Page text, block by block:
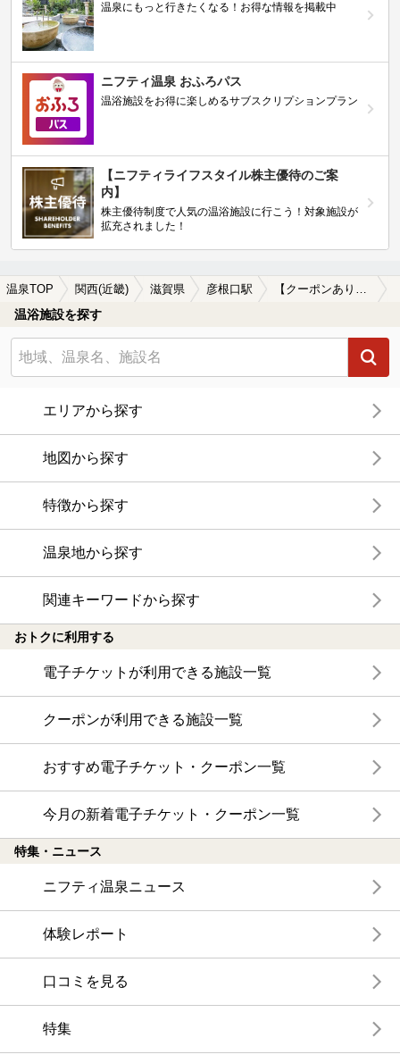
温泉にもっと行きたくなる！お得な情報を掲載中
ニフティ温泉 おふろパス
温浴施設をお得に楽しめるサブスクリプションプラン
【ニフティライフスタイル株主優待のご案
内】
株主優待制度で人気の温浴施設に行こう！対象施設が
拡充されました！
温泉TOP 関西(近畿) 滋賀県 彦根口駅 【クーポンあり】ホテルで楽しめる彦根口駅近くの温泉、日帰り温泉、スーパー銭湯おすすめ
温浴施設を探す
エリアから探す
地図から探す
特徴から探す
温泉地から探す
関連キーワードから探す
おトクに利用する
電子チケットが利用できる施設一覧
クーポンが利用できる施設一覧
おすすめ電子チケット・クーポン一覧
今月の新着電子チケット・クーポン一覧
特集・ニュース
ニフティ温泉ニュース
体験レポート
口コミを見る
特集